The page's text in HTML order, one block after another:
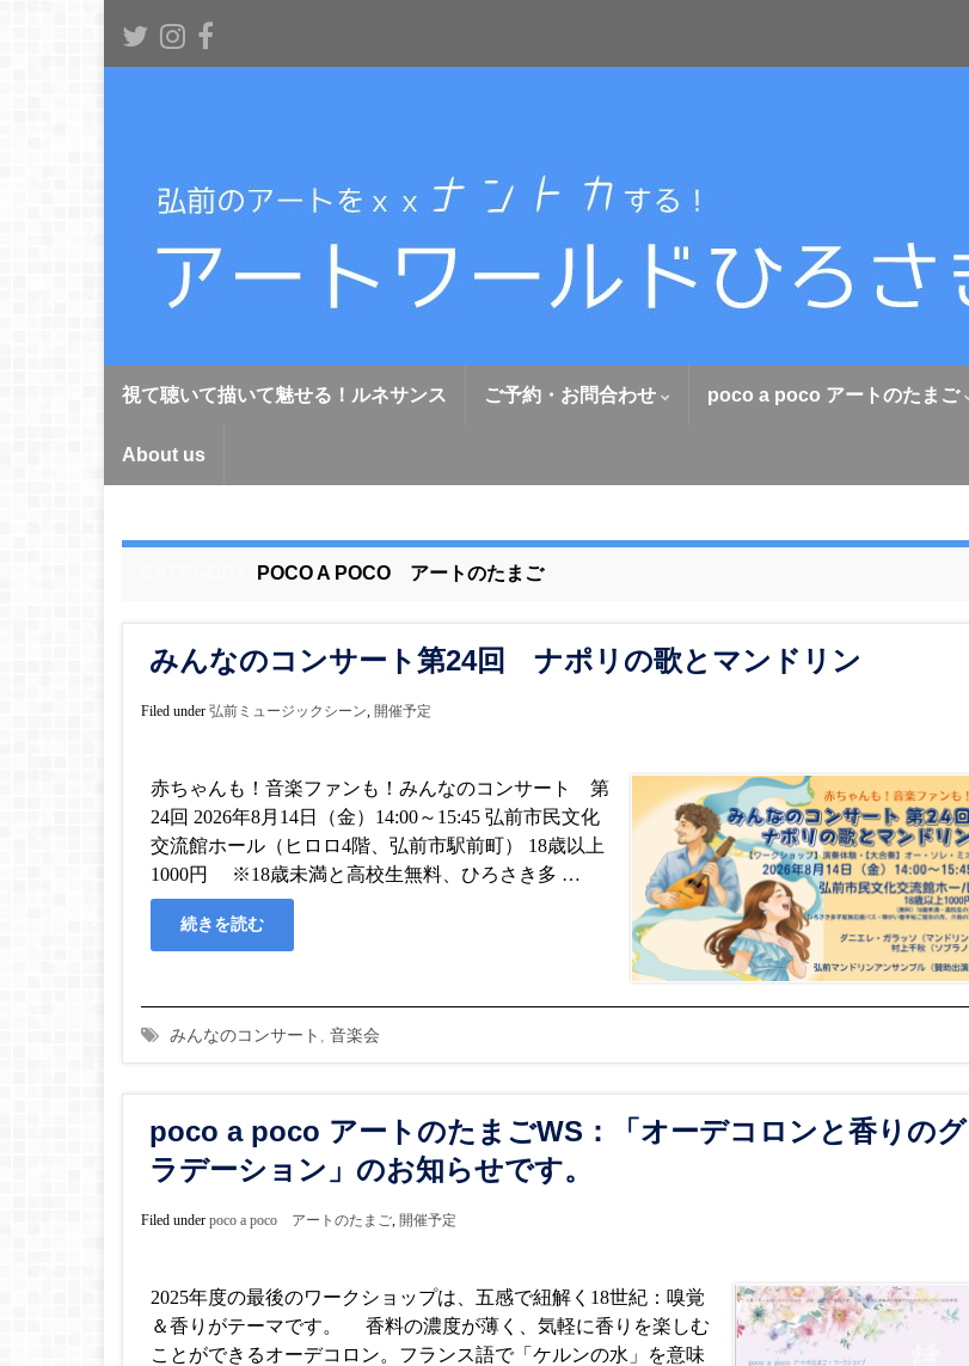
視て聴いて描いて魅せる！ルネサンス ご予約・お問合わせ poco a poco アートのたまご
About us
POCO A POCO アートのたまご
みんなのコンサート第24回 ナポリの歌とマンドリン
Filed under 弘前ミュージックシーン, 開催予定
赤ちゃんも！音楽ファンも！みんなのコンサート 第
24回 2026年8月14日（金）14:00～15:45 弘前市民文化
交流館ホール（ヒロロ4階、弘前市駅前町） 18歳以上
1000円 ※18歳未満と高校生無料、ひろさき多 …
続きを読む
みんなのコンサート 音楽会
poco a poco アートのたまごWS：「オーデコロンと香りのグ
ラデーション」のお知らせです。
Filed under poco a poco アートのたまご, 開催予定
2025年度の最後のワークショップは、五感で紐解く18世紀：嗅覚
＆香りがテーマです。 香料の濃度が薄く、気軽に香りを楽しむ
ことができるオーデコロン。フランス語で「ケルンの水」を意味